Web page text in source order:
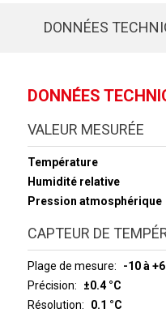
DONNÉES
DONNÉES
VALEUR MESURÉE
Température
Humidité relative
Pression atmosphérique
CAPTEUR DE
Plage de mesure
-10 à
Précision
±0.4 °C
Résolution
0.1 °C